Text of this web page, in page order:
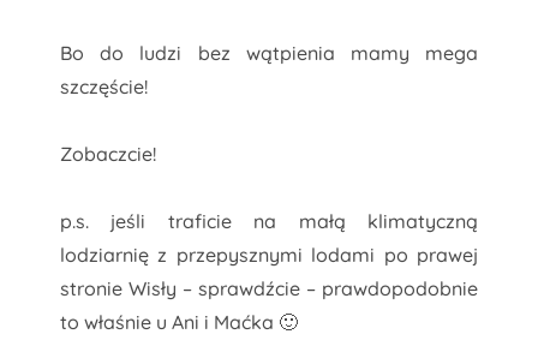
Bo do ludzi bez wątpienia mamy mega
szczęście!
Zobaczcie!
p.s. jeśli traficie na małą klimatyczną
lodziarnię z przepysznymi lodami po prawej
stronie Wisły – sprawdźcie – prawdopodobnie
to właśnie u Ani i Maćka 🙂